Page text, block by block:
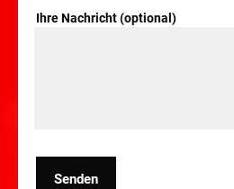
Ihre Nachricht (optional)
Senden